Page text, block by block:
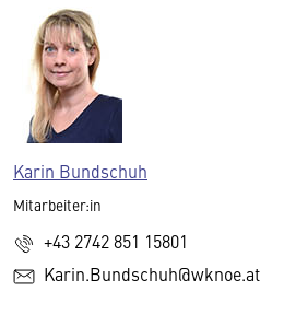
Karin Bundschuh
Mitarbeiter:in
+43 2742 851 15801
Karin.Bundschuh@wknoe.at